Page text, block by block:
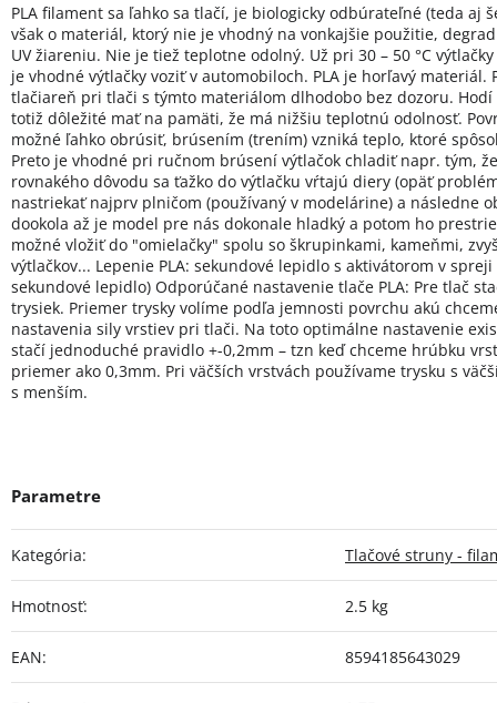
PLA filament sa ľahko sa tlačí, je biologicky odbúrateľné (teda aj
však o materiál, ktorý nie je vhodný na vonkajšie použitie,
UV žiareniu. Nie je tiež teplotne odolný. Už pri 30 – 50 °C
je vhodné výtlačky voziť v automobiloch. PLA je horľavý materiál.
tlačiareň pri tlači s týmto materiálom dlhodobo bez dozoru.
totiž dôležité mať na pamäti, že má nižšiu teplotnú odolnosť.
možné ľahko obrúsiť, brúsením (trením) vzniká teplo, ktoré
Preto je vhodné pri ručnom brúsení výtlačok chladiť napr. tým,
rovnakého dôvodu sa ťažko do výtlačku vŕtajú diery (opäť
nastriekať najprv plničom (používaný v modelárine) a následne
dookola až je model pre nás dokonale hladký a potom ho
možné vložiť do "omielačky" spolu so škrupinkami, kameňmi,
výtlačkov... Lepenie PLA: sekundové lepidlo s aktivátorom v
sekundové lepidlo) Odporúčané nastavenie tlače PLA: Pre tlač
trysiek. Priemer trysky volíme podľa jemnosti povrchu akú
nastavenia sily vrstiev pri tlači. Na toto optimálne nastavenie
stačí jednoduché pravidlo +-0,2mm – tzn keď chceme hrúbku
priemer ako 0,3mm. Pri väčších vrstvách používame trysku s
s menším.
Kategória: Tlačové struny -
Hmotnosť: 2.5 kg
EAN: 8594185643029